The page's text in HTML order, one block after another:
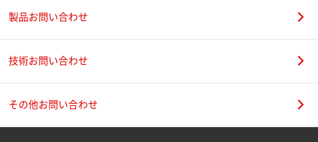
製品お問い合わせ
技術お問い合わせ
その他お問い合わせ